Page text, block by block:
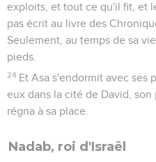
exploits, et tout ce qu'il fit, et
pas écrit au livre des
Seulement, au temps de sa
pieds.
24 Et Asa s'endormit avec ses
eux dans la cité de David, son
régna à sa place.
Nadab, roi d'Israël